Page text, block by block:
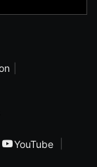
YouTube